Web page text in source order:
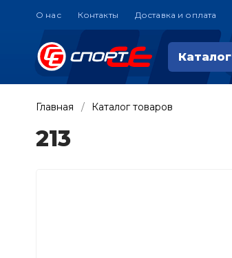
О нас Контакты Доставка и оплата
Каталог
Главная Каталог товаров
213